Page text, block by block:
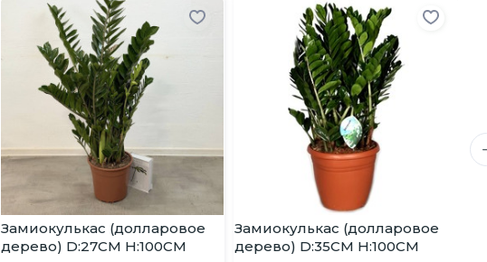
Замиокулькас (долларовое
дерево) D:27CM H:100CM
Замиокулькас (долларовое
дерево) D:35CM H:100CM